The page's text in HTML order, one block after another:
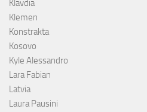
Klavdia
Klemen
Konstrakta
Kosovo
Kyle Alessandro
Lara Fabian
Latvia
Laura Pausini